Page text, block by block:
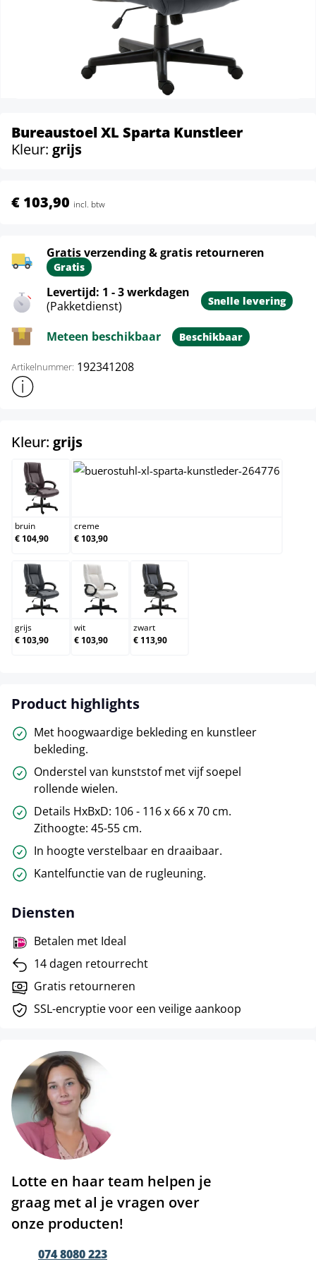
Bureaustoel XL Sparta Kunstleer
Kleur: grijs
€ 103,90 incl. btw
Gratis verzending & gratis retourneren
Gratis
Levertijd: 1 - 3 werkdagen
(Pakketdienst)
Snelle levering
Meteen beschikbaar Beschikbaar
Artikelnummer: 192341208
Toon meer productinformatie
Kleur: grijsselect
bruin
bruin
€ 104,90
creme
€ 103,90
grijs
grijs
€ 103,90
wit
wit
€ 103,90
zwart
zwart
€ 113,90
Product highlights
Met hoogwaardige bekleding en kunstleer
bekleding.
Onderstel van kunststof met vijf soepel
rollende wielen.
Details HxBxD: 106 - 116 x 66 x 70 cm.
Zithoogte: 45-55 cm.
In hoogte verstelbaar en draaibaar.
Kantelfunctie van de rugleuning.
Diensten
Betalen met Ideal
14 dagen retourrecht
Gratis retourneren
SSL-encryptie voor een veilige aankoop
Lotte en haar team helpen je
graag met al je vragen over
onze producten!
074 8080 223